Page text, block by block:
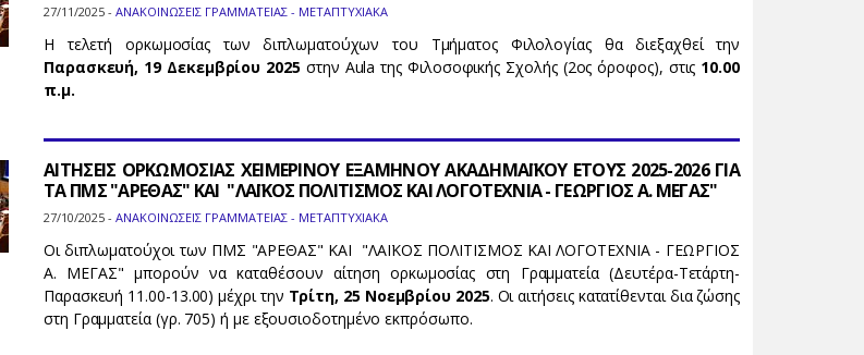
27/11/2025 - ΑΝΑΚΟΙΝΩΣΕΙΣ ΓΡΑΜΜΑΤΕΙΑΣ - ΜΕΤΑΠΤΥΧΙΑΚΑ
Η τελετή ορκωμοσίας των διπλωματούχων του Τμήματος Φιλολογίας θα διεξαχθεί την
Παρασκευή, 19 Δεκεμβρίου 2025στην Aula της Φιλοσοφικής Σχολής (2ος όροφος), στις 10.00
π.μ.
ΑΙΤΗΣΕΙΣ ΟΡΚΩΜΟΣΙΑΣ ΧΕΙΜΕΡΙΝΟΥ ΕΞΑΜΗΝΟΥ ΑΚΑΔΗΜΑΪΚΟΥ ΕΤΟΥΣ 2025-2026 ΓΙΑ
ΤΑ ΠΜΣ "ΑΡΕΘΑΣ" ΚΑΙ "ΛΑΪΚΟΣ ΠΟΛΙΤΙΣΜΟΣ ΚΑΙ ΛΟΓΟΤΕΧΝΙΑ - ΓΕΩΡΓΙΟΣ Α. ΜΕΓΑΣ"
27/10/2025 - ΑΝΑΚΟΙΝΩΣΕΙΣ ΓΡΑΜΜΑΤΕΙΑΣ - ΜΕΤΑΠΤΥΧΙΑΚΑ
Οι διπλωματούχοι των ΠΜΣ "ΑΡΕΘΑΣ" ΚΑΙ "ΛΑΪΚΟΣ ΠΟΛΙΤΙΣΜΟΣ ΚΑΙ ΛΟΓΟΤΕΧΝΙΑ - ΓΕΩΡΓΙΟΣ
Α. ΜΕΓΑΣ" μπορούν να καταθέσουν αίτηση ορκωμοσίας στη Γραμματεία (Δευτέρα-Τετάρτη-
Παρασκευή 11.00-13.00) μέχρι την Τρίτη, 25 Νοεμβρίου 2025. Οι αιτήσεις κατατίθενται δια ζώσης
στη Γραμματεία (γρ. 705) ή με εξουσιοδοτημένο εκπρόσωπο.